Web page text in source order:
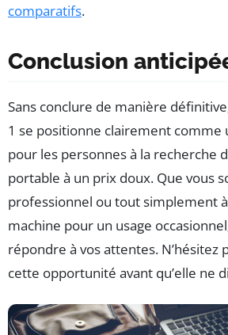
comparatifs.
Conclusion
Sans conclure de manière
1 se positionne clairement comme
pour les personnes à la recherche
portable à un prix doux. Que vous
professionnel ou tout simplement
machine pour un usage
répondre à vos attentes. N’hésitez
cette opportunité avant qu’elle ne